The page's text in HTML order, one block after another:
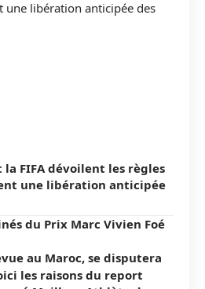
la FIFA dévoilent les règles
une libération anticipée
du Prix Marc Vivien Foé
au Maroc, se disputera
les raisons du report